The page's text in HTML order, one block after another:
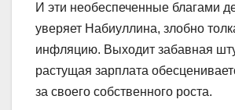
И эти необеспеченные благами
уверяет Набиуллина, злобно
инфляцию. Выходит забавная
растущая зарплата
за своего собственного роста.